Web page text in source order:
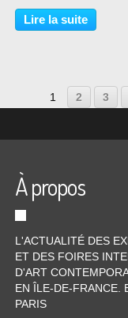
Combas l'un des
du mouvement
Lire la suite
1 2 3
À propos
L'ACTUALITÉ DES
ET DES FOIRES
D'ART
EN ÎLE-DE-FRANCE.
PARIS